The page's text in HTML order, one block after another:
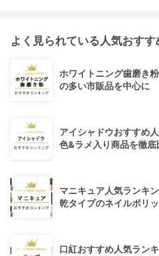
よく見られている人気おすす
ホワイトニング歯磨き
の多い市販品を中心に
アイシャドウおすすめ
色&ラメ入り商品を徹底
マニキュア人気ランキ
乾タイプのネイルポリ
口紅おすすめ人気ラン